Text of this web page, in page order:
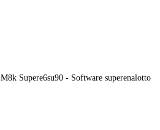
M8k Supere6su90 - Software superenalotto